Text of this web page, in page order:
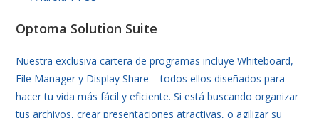
Optoma Solution Suite
Nuestra exclusiva cartera de programas incluye Whiteboard,
File Manager y Display Share – todos ellos diseñados para
hacer tu vida más fácil y eficiente. Si está buscando organizar
tus archivos, crear presentaciones atractivas, o agilizar su